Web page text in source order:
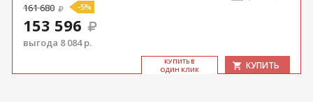
161 680 -5%
153 596
выгода 8 084 р.
КУ­ПИТЬ В
ОДИН КЛИК
КУПИТЬ